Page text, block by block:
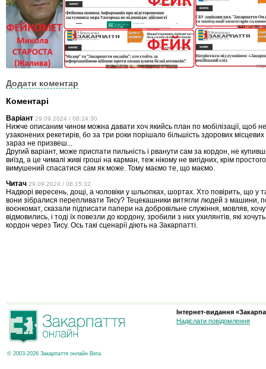
Додати коментар
Коментарі
Варіант 29.09.2024 / 08:24:30
Нижче описаним чином можна давати хоч якийсь план по мобілізації, щоб
узаконених рекетирів, бо за три роки порішало більшість здорових місцевих
зараз не призвеш...
Другий варіант, може приспати пильність і рванути сам за кордон, не
виїзд, а це чималі живі гроші на карман, теж нікому не вигідних, крім
вимушений спасатися сам як може. Тому маємо те, що маємо.
Читач 29.09.2024 / 06:15:32
Надворі вересень, дощі, а чоловіки у шльопках, шортах. Хто повірить, що у
вони зібралися перепливати Тису? Тецекашники витягли людей з машини,
воєнкомат, сказали підписати папери на добровільне служіння, мовляв,
відмовились, і тоді їх повезли до кордону, зробили з них ухилянтів, які
кордон через Тису. Ось такі сценарії діють на Закарпатті.
© 2003-2026 Закарпаття онлайн Beta
Інтернет-видання
Надіслати повідомлення